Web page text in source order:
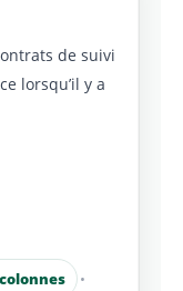
de suivi
lorsqu’il y a
•